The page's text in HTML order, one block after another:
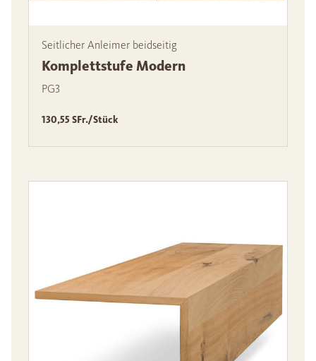
Seitlicher Anleimer beidseitig
Komplettstufe Modern
PG3
130,55 SFr./Stück